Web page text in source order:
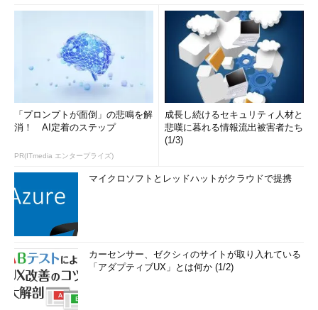
「プロンプトが面倒」の悲鳴を解
消！ AI定着のステップ
PR(ITmedia エンタープライズ)
成長し続けるセキュリティ人材と
悲嘆に暮れる情報流出被害者たち
(1/3)
マイクロソフトとレッドハットがクラウドで提携
カーセンサー、ゼクシィのサイトが取り入れている
「アダプティブUX」とは何か (1/2)